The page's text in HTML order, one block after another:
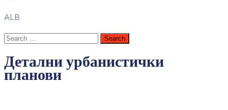
ALB
Детални урбанистички
планови